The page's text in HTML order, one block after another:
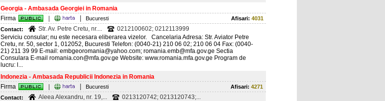
Georgia - Ambasada Georgiei in Romania
Firma
Bucuresti Afisari: 4031
Contact:
Str. Av. Petre Cretu, nr....
0212100602; 0212113999
Serviciu consular; nu este necesara eliberarea vizelor. Cancelaria Adresa: Str. Aviator Petre
Cretu, nr. 50, sector 1, 012052, Bucuresti Telefon: (0040-21) 210 06 02; 210 06 04 Fax: (0040-
21) 211 39 99 E-mail: embgeoromania@yahoo.com; romania.emb@mfa.gov.ge Sectia
Consulara E-mail romania.con@mfa.gov.ge Website: www.romania.mfa.gov.ge Program de
lucru: l...
Indonezia - Ambasada Republicii Indonezia in Romania
Firma
Bucuresti Afisari: 4271
Contact:
Aleea Alexandru, nr. 19,...
0213120742; 0213120743;...